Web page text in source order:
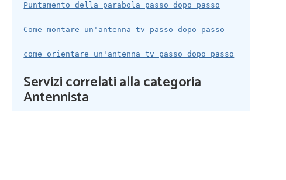
Puntamento della parabola passo dopo passo
Come montare un'antenna tv passo dopo passo
come orientare un'antenna tv passo dopo passo
Servizi correlati alla categoria
Antennista